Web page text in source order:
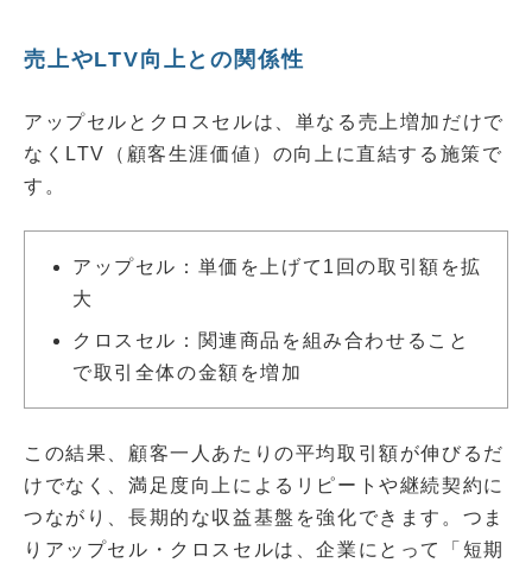
売上やLTV向上との関係性
アップセルとクロスセルは、単なる売上増加だけで
なくLTV（顧客生涯価値）の向上に直結する施策で
す。
アップセル：単価を上げて1回の取引額を拡
大
クロスセル：関連商品を組み合わせること
で取引全体の金額を増加
この結果、顧客一人あたりの平均取引額が伸びるだ
けでなく、満足度向上によるリピートや継続契約に
つながり、長期的な収益基盤を強化できます。つま
りアップセル・クロスセルは、企業にとって「短期